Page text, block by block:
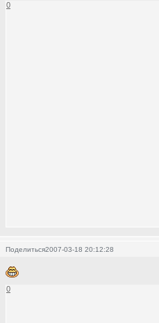
0
Поделиться2007-03-18 20:12:28
0